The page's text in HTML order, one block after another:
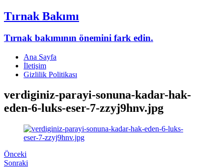
Tırnak Bakımı
Tırnak bakımının önemini fark edin.
Ana Sayfa
İletişim
Gizlilik Politikası
verdiginiz-parayi-sonuna-kadar-hak-
eden-6-luks-eser-7-zzyj9hnv.jpg
Önceki
Sonraki